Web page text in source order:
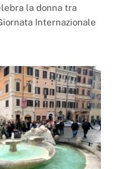
la donna tra
Internazionale